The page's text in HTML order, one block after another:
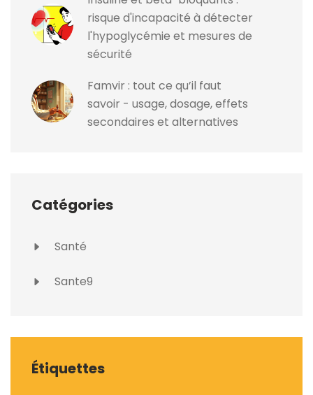
risque d'incapacité à détecter
l'hypoglycémie et mesures de
sécurité
Famvir : tout ce qu’il faut
savoir - usage, dosage, effets
secondaires et alternatives
Catégories
Santé
Sante9
Étiquettes